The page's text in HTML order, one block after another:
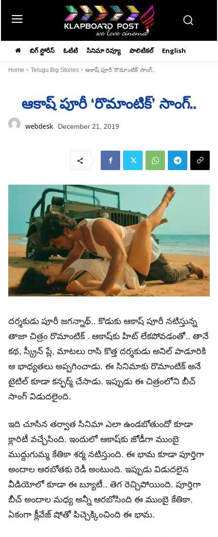
బిగ్ స్టోరీస్ ఓటిటి సినిమా రివ్యూ పొలిటికల్ English
Home Telugu Big Stories ఆకాష్‌ పూరీ 'రొమాంటిక్‌' సాంగ్‌..
ఆకాష్‌ పూరీ ‘రొమాంటిక్‌’ సాంగ్‌..
webdesk December 21, 2019
దర్శకుడు పూరీ జగన్నాథ్.. కొడుకు ఆకాష్‌ పూరీ నటిస్తున్న
తాజా చిత్రం రొమాంటిక్‌ . ఆకాష్‌కు హిట్ లేకపోవడంతో.. తానే
కథ, స్క్రీన్ ప్లే, మాటలు రాసి కొత్త దర్శకుడు అనిల్ పాడూరికి
ఆ భాధ్యతలు అప్పగించాడు. ఈ సినిమాకు రొమాంటిక్ అనే
టైటిల్ కూడా కన్ఫర్మ్ చేసాడు. ఇప్పుడు ఈ చిత్రంలోని బీచ్
సాంగ్ విడుదలైంది.
ఇది చూసిన తర్వాత సినిమా ఎలా ఉండబోతుందో కూడా
క్లారిటీ వచ్చేసింది. ఇందులో ఆకాష్‌కు జోడీగా ముంబై
ముద్దుగుమ్మ కేతికా శర్మ నటిస్తుంది. ఈ భామ కూడా పూర్తిగా
అందాల ఆరబోతకు రెడీ అంటుంది. ఇప్పుడు విడుదలైన
వీడియోలో కూడా ఈ బ్యూటీ.. తెగ రెచ్చిపోయింది. పూర్తిగా
బీచ్‌ అందాల మధ్య అన్నీ ఆరబోసింది ఈ ముంబై కేతికా.
ఏకంగా క్లీవేజ్ షోతో పిచ్చెక్కించింది ఈ భామ.